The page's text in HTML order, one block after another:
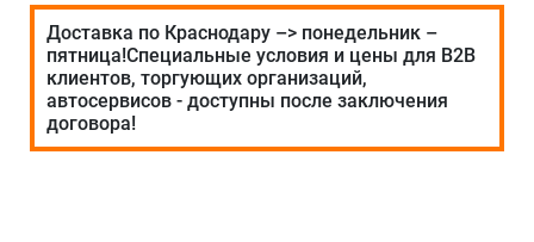
Доставка по Краснодару –> понедельник –
пятница!Специальные условия и цены для В2В
клиентов, торгующих организаций,
автосервисов - доступны после заключения
договора!